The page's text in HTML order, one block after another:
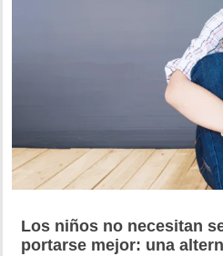
Los niños no necesitan
portarse mejor: una